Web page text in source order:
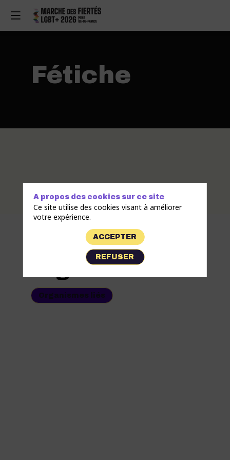
Fétiche
Organismes
Organismes liés
A propos des cookies sur ce site
Ce site utilise des cookies visant à améliorer
votre expérience.
ACCEPTER
REFUSER